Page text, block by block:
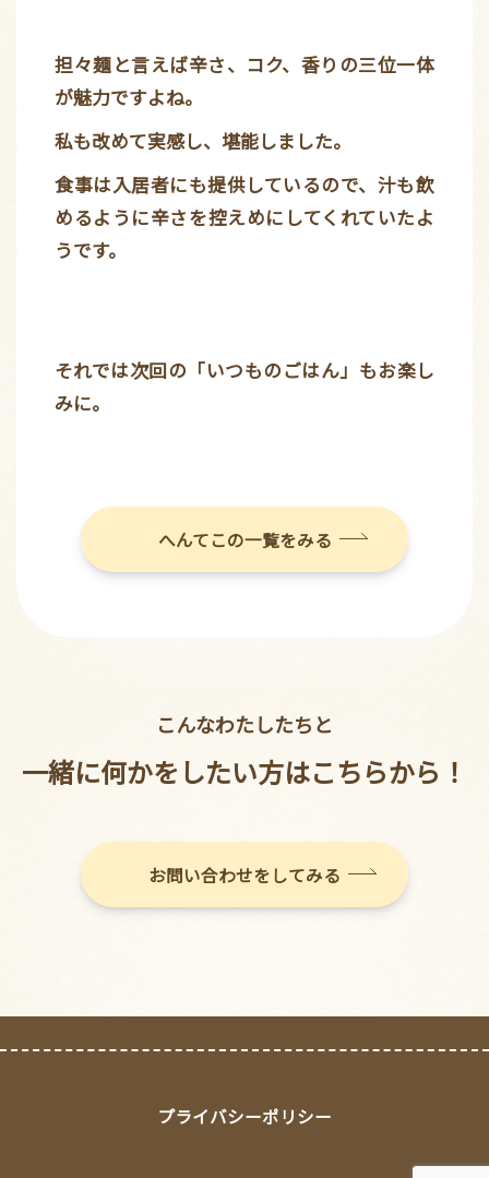
担々麺と言えば辛さ、コク、香りの三位一体
が魅力ですよね。
私も改めて実感し、堪能しました。
食事は入居者にも提供しているので、汁も飲
めるように辛さを控えめにしてくれていたよ
うです。
それでは次回の「いつものごはん」もお楽し
みに。
へんてこの一覧をみる
こんなわたしたちと
一緒に何かをしたい方はこちらから！
お問い合わせをしてみる
プライバシーポリシー